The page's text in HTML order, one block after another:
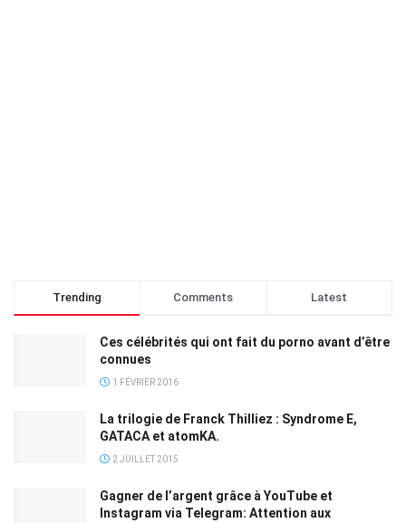
Trending Comments Latest
Ces célébrités qui ont fait du porno avant d’être
connues
1 FÉVRIER 2016
La trilogie de Franck Thilliez : Syndrome E,
GATACA et atomKA.
2 JUILLET 2015
Gagner de l’argent grâce à YouTube et
Instagram via Telegram: Attention aux